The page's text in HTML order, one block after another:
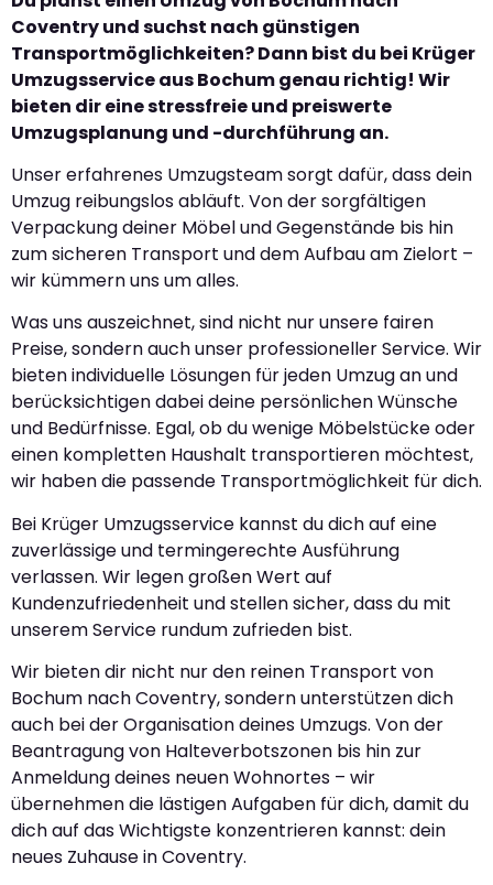
Coventry und suchst nach günstigen
Transportmöglichkeiten? Dann bist du bei Krüger
Umzugsservice aus Bochum genau richtig! Wir
bieten dir eine stressfreie und preiswerte
Umzugsplanung und -durchführung an.
Unser erfahrenes Umzugsteam sorgt dafür, dass dein
Umzug reibungslos abläuft. Von der sorgfältigen
Verpackung deiner Möbel und Gegenstände bis hin
zum sicheren Transport und dem Aufbau am Zielort –
wir kümmern uns um alles.
Was uns auszeichnet, sind nicht nur unsere fairen
Preise, sondern auch unser professioneller Service. Wir
bieten individuelle Lösungen für jeden Umzug an und
berücksichtigen dabei deine persönlichen Wünsche
und Bedürfnisse. Egal, ob du wenige Möbelstücke oder
einen kompletten Haushalt transportieren möchtest,
wir haben die passende Transportmöglichkeit für dich.
Bei Krüger Umzugsservice kannst du dich auf eine
zuverlässige und termingerechte Ausführung
verlassen. Wir legen großen Wert auf
Kundenzufriedenheit und stellen sicher, dass du mit
unserem Service rundum zufrieden bist.
Wir bieten dir nicht nur den reinen Transport von
Bochum nach Coventry, sondern unterstützen dich
auch bei der Organisation deines Umzugs. Von der
Beantragung von Halteverbotszonen bis hin zur
Anmeldung deines neuen Wohnortes – wir
übernehmen die lästigen Aufgaben für dich, damit du
dich auf das Wichtigste konzentrieren kannst: dein
neues Zuhause in Coventry.